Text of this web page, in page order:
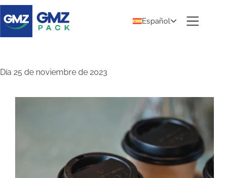
Español
Día 25 de noviembre de 2023